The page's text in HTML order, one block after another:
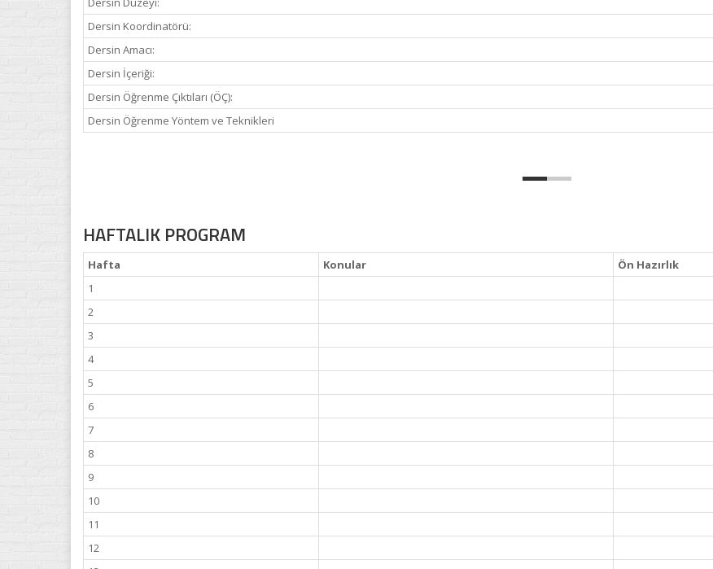
Dersin Koordinatörü:
Dersin Amacı:
Dersin İçeriği:
Dersin Öğrenme Çıktıları (ÖÇ):
Dersin Öğrenme Yöntem ve Teknikleri
HAFTALIK PROGRAM
Hafta Konular
Ön Hazırlık
1
2
3
4
5
6
7
8
9
10
11
12